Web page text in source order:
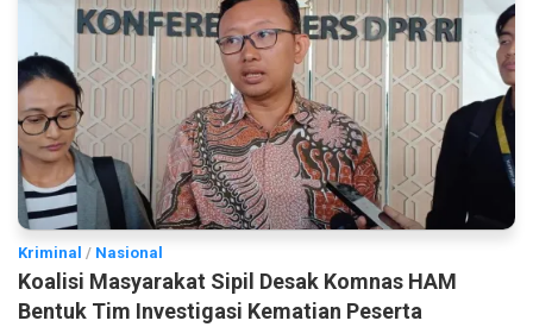
Kriminal / Nasional
Koalisi Masyarakat Sipil Desak Komnas HAM
Bentuk Tim Investigasi Kematian Peserta